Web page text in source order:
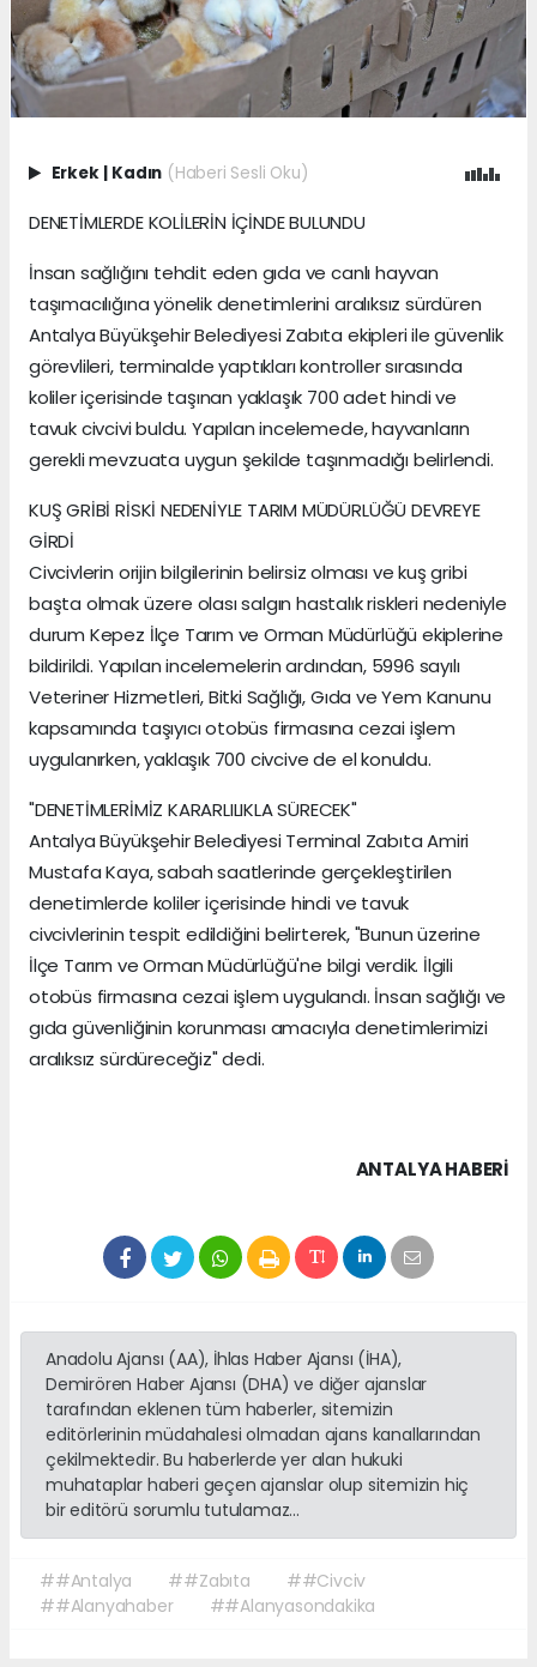
Erkek Kadın (Haberi Sesli Oku)
DENETİMLERDE KOLİLERİN İÇİNDE BULUNDU
İnsan sağlığını tehdit eden gıda ve canlı hayvan
taşımacılığına yönelik denetimlerini aralıksız sürdüren
Antalya Büyükşehir Belediyesi Zabıta ekipleri ile güvenlik
görevlileri, terminalde yaptıkları kontroller sırasında
koliler içerisinde taşınan yaklaşık 700 adet hindi ve
tavuk civcivi buldu. Yapılan incelemede, hayvanların
gerekli mevzuata uygun şekilde taşınmadığı belirlendi.
KUŞ GRİBİ RİSKİ NEDENİYLE TARIM MÜDÜRLÜĞÜ DEVREYE
GİRDİ
Civcivlerin orijin bilgilerinin belirsiz olması ve kuş gribi
başta olmak üzere olası salgın hastalık riskleri nedeniyle
durum Kepez İlçe Tarım ve Orman Müdürlüğü ekiplerine
bildirildi. Yapılan incelemelerin ardından, 5996 sayılı
Veteriner Hizmetleri, Bitki Sağlığı, Gıda ve Yem Kanunu
kapsamında taşıyıcı otobüs firmasına cezai işlem
uygulanırken, yaklaşık 700 civcive de el konuldu.
"DENETİMLERİMİZ KARARLILIKLA SÜRECEK"
Antalya Büyükşehir Belediyesi Terminal Zabıta Amiri
Mustafa Kaya, sabah saatlerinde gerçekleştirilen
denetimlerde koliler içerisinde hindi ve tavuk
civcivlerinin tespit edildiğini belirterek, "Bunun üzerine
İlçe Tarım ve Orman Müdürlüğü'ne bilgi verdik. İlgili
otobüs firmasına cezai işlem uygulandı. İnsan sağlığı ve
gıda güvenliğinin korunması amacıyla denetimlerimizi
aralıksız sürdüreceğiz" dedi.
ANTALYA HABERİ
Anadolu Ajansı (AA), İhlas Haber Ajansı (İHA),
Demirören Haber Ajansı (DHA) ve diğer ajanslar
tarafından eklenen tüm haberler, sitemizin
editörlerinin müdahalesi olmadan ajans kanallarından
çekilmektedir. Bu haberlerde yer alan hukuki
muhataplar haberi geçen ajanslar olup sitemizin hiç
bir editörü sorumlu tutulamaz...
##Antalya ##Zabıta
##Civciv
##Alanyahaber
##Alanyasondakika